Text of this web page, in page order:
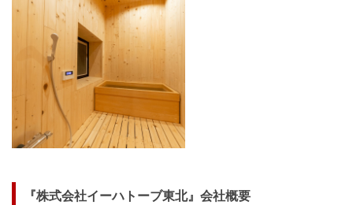
『株式会社イーハトーブ東北』会社概要